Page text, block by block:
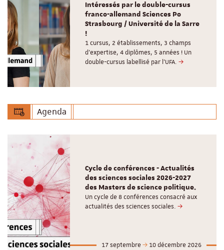
Intéressés par le double-cursus
franco-allemand Sciences Po
Strasbourg / Université de la Sarre
!
1 cursus, 2 établissements, 3 champs
d’expertise, 4 diplômes, 5 années ! Un
double-cursus labellisé par l'UFA.
Agenda
Cycle de conférences - Actualités
des sciences sociales 2026-2027
des Masters de science politique.
Un cycle de 8 conférences consacré aux
actualités des sciences sociales.
17 septembre
10 décembre 2026